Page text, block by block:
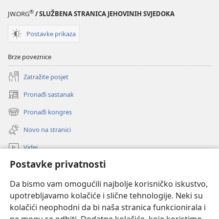
Postavke privatnosti
Da bismo vam omogućili najbolje korisničko iskustvo,
upotrebljavamo kolačiće i slične tehnologije. Neki su
kolačići neophodni da bi naša stranica funkcionirala i
STRAŽARSKE
ZA
ožujak 2026.
PROUČAVANJE
JW.ORG® / SLUŽBENA STRANICA JEHOVINIH SVJEDOKA
Postavke prikaza
Brze poveznice
Zatražite posjet
Pronađi sastanak
(otvara
se
novi
prozor)
Pronađi kongres
(otvara
se
novi
prozor)
Novo na stranici
Videi
Pretraga
Dobrovoljni prilog
(otvara
se
novi
INTERNETSKA BIBLIOTEKA Watchtower